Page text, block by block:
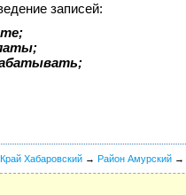
записей:
Край Хабаровский → Район Амурский →